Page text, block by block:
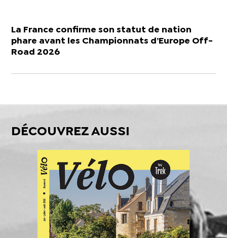
La France confirme son statut de nation
phare avant les Championnats d’Europe Off-
Road 2026
DÉCOUVREZ AUSSI